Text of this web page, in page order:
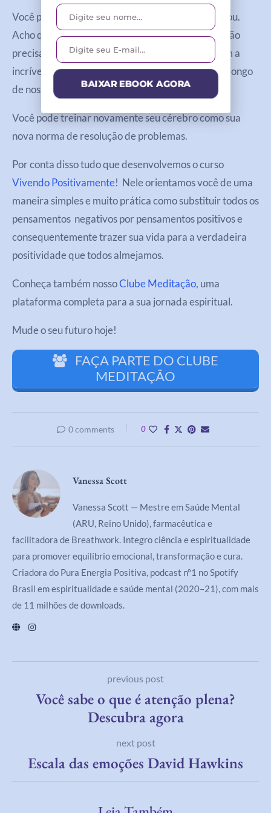
Você pode estar pensando: “Mas é assim que eu sou.
Acho que não posso mudar”. Bem, você também não
precisa se preocupar com isso – nosso cérebro tem a
incrível capacidade de ser moldado e mudado ao longo
de nossa vida.
Você pode treinar novamente seu cérebro como sua
nova norma de resolução de problemas.
Por conta disso tudo que desenvolvemos o curso
Vivendo Positivamente! Nele orientamos você de uma
maneira simples e muito prática como substituir todos os
pensamentos negativos por pensamentos positivos e
consequentemente trazer sua vida para a verdadeira
positividade que todos almejamos.
Conheça também nossoClube Meditação, uma
plataforma completa para a sua jornada espiritual.
Mude o seu futuro hoje!
FAÇA PARTE DO CLUBE
MEDITAÇÃO
0 comments 0
Vanessa Scott
Vanessa Scott — Mestre em Saúde Mental
(ARU, Reino Unido), farmacêutica e
facilitadora de Breathwork. Integro ciência e espiritualidade
para promover equilíbrio emocional, transformação e cura.
Criadora do Pura Energia Positiva, podcast nº1 no Spotify
Brasil em espiritualidade e saúde mental (2020–21), com mais
de 11 milhões de downloads.
previous post
Você sabe o que é atenção plena?
Descubra agora
next post
Escala das emoções David Hawkins
BAIXAR EBOOK AGORA